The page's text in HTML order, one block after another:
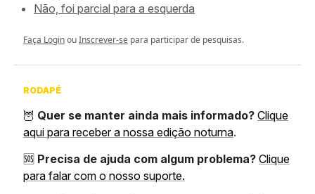
Não, foi parcial para a esquerda
Faça LoginouInscrever-se para participar de pesquisas.
RODAPÉ
🦉 Quer se manter ainda mais informado? Clique
aqui para receber a nossa edição noturna.
🆘 Precisa de ajuda com algum problema? Clique
para falar com o nosso suporte.